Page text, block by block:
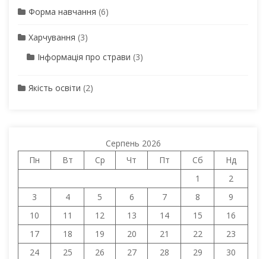
Форма навчання (6)
Харчування (3)
Інформація про страви (3)
Якість освіти (2)
Серпень 2026
Пн
Вт Ср Чт Пт Сб
Нд
1
2
3
4 5 6 7 8
9
10
11 12 13 14 15
16
17
18 19 20 21 22
23
24
25 26 27 28 29
30